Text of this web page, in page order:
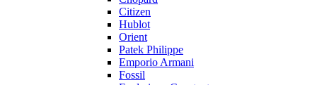
Citizen
Hublot
Orient
Patek Philippe
Emporio Armani
Fossil